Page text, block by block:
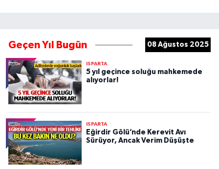
Geçen Yıl Bugün 08 Ağustos 2025
ISPARTA
5 yıl geçince soluğu mahkemede
alıyorlar!
ISPARTA
Eğirdir Gölü’nde Kerevit Avı
Sürüyor, Ancak Verim Düşüşte